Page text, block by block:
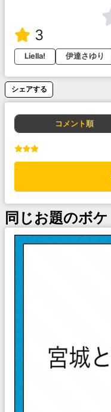
3
Liella!
伊達さゆり
シェアする
コメント順
同じお題のボケ